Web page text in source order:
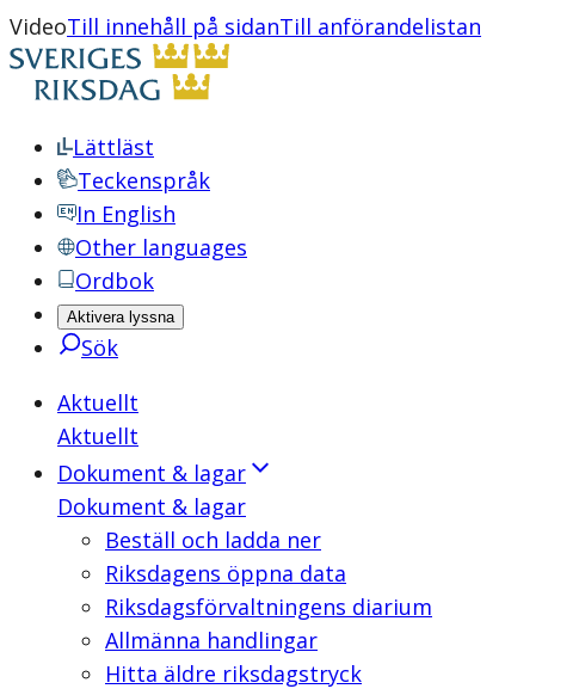
VideoTill innehåll på sidanTill anförandelistan
Lättläst
Teckenspråk
In English
Other languages
Ordbok
Aktivera lyssna
Sök
Aktuellt
Aktuellt
Dokument & lagar
Dokument & lagar
Beställ och ladda ner
Riksdagens öppna data
Riksdagsförvaltningens diarium
Allmänna handlingar
Hitta äldre riksdagstryck